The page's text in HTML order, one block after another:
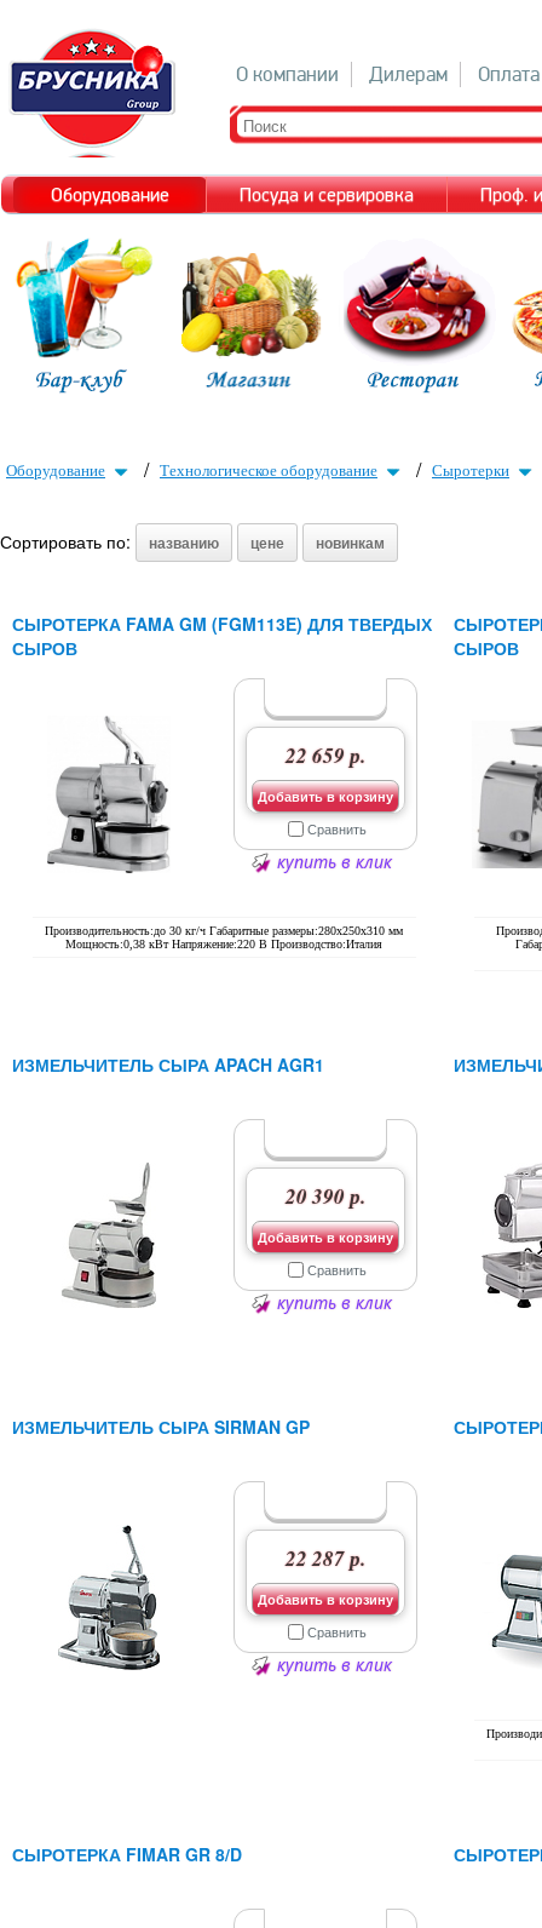
О компании Дилерам Оплата
Оборудование Посуда и сервировка Проф.
Оборудование / Технологическое оборудование / Сыротерки
Сортировать по: названию цене новинкам
СЫРОТЕРКА FAMA GM (FGM113E) ДЛЯ ТВЕРДЫХ
СЫРОВ
Производительность:до 30 кг/ч Габаритные размеры:280х250х310 мм
Мощность:0,38 кВт Напряжение:220 В Производство:Италия
22 659 р.
Добавить в корзину
Сравнить
купить в клик
СЫРОВ
ИЗМЕЛЬЧИТЕЛЬ СЫРА APACH AGR1
20 390 р.
Добавить в корзину
Сравнить
купить в клик
ИЗМЕЛЬЧИТЕЛЬ СЫРА SIRMAN GP
22 287 р.
Добавить в корзину
Сравнить
купить в клик
СЫРОТЕРКА FIMAR GR 8/D